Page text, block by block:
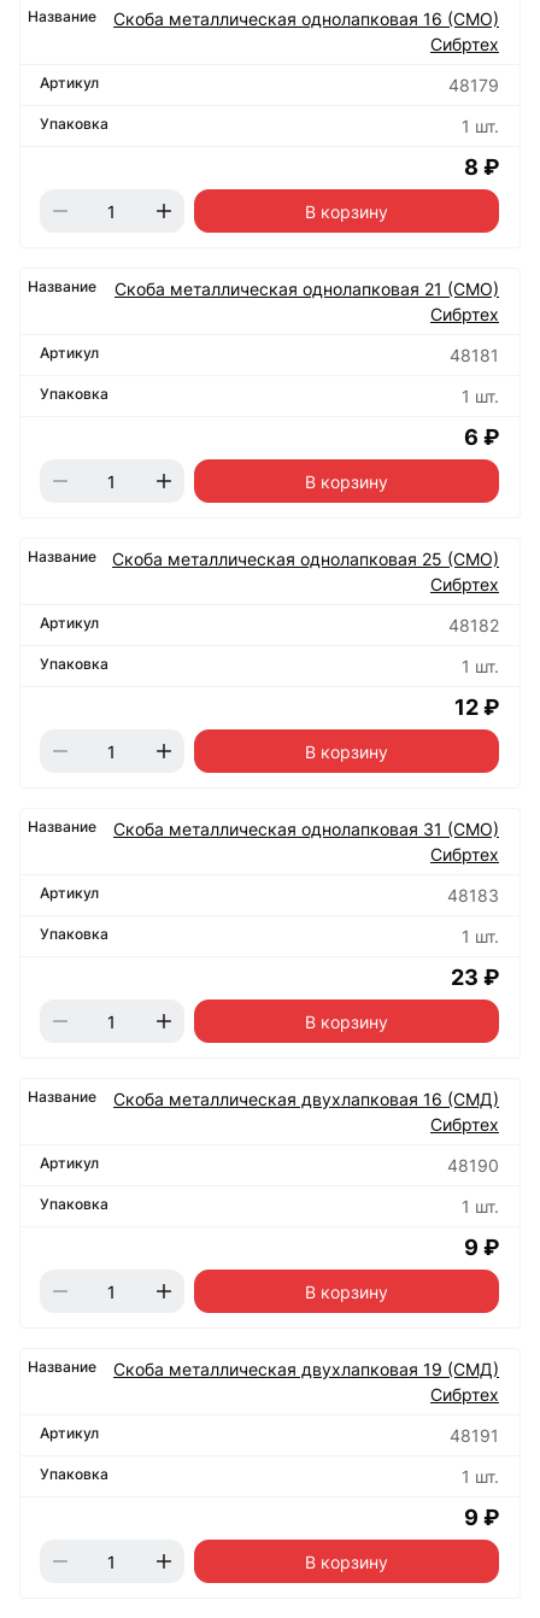
Скоба металлическая однолапковая 16 (СМО)
Сибртех
48179
1 шт.
8 ₽
В корзину
Скоба металлическая однолапковая 21 (СМО)
Сибртех
48181
1 шт.
6 ₽
В корзину
Скоба металлическая однолапковая 25 (СМО)
Сибртех
48182
1 шт.
12 ₽
В корзину
Скоба металлическая однолапковая 31 (СМО)
Сибртех
48183
1 шт.
23 ₽
В корзину
Скоба металлическая двухлапковая 16 (СМД)
Сибртех
48190
1 шт.
9 ₽
В корзину
Скоба металлическая двухлапковая 19 (СМД)
Сибртех
48191
1 шт.
9 ₽
В корзину